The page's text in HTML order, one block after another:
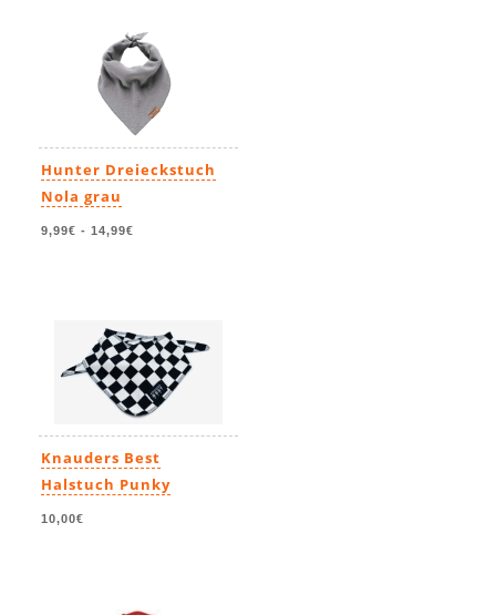
Hunter Dreieckstuch
Nola grau
9,99€ - 14,99€
Knauders Best
Halstuch Punky
10,00€